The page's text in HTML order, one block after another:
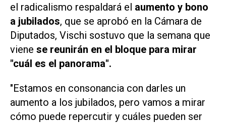
el radicalismo respaldará el aumento y bono
a jubilados, que se aprobó en la Cámara de
Diputados, Vischi sostuvo que la semana que
viene se reunirán en el bloque para mirar
"cuál es el panorama".
"Estamos en consonancia con darles un
aumento a los jubilados, pero vamos a mirar
cómo puede repercutir y cuáles pueden ser